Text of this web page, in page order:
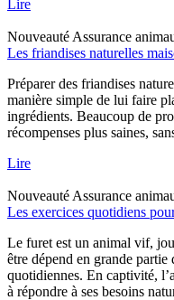
Lire
Nouveauté Assurance
Les friandises naturelles
Préparer des friandises
manière simple de lui faire
ingrédients. Beaucoup de
récompenses plus saines,
Lire
Nouveauté Assurance
Les exercices quotidiens
Le furet est un animal vif,
être dépend en grande partie
quotidiennes. En captivité,
à répondre à ses besoins